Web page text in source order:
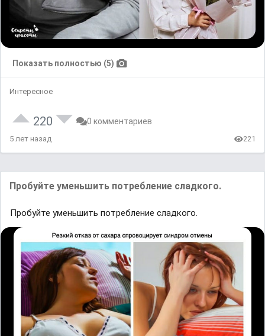
Показать полностью (5)
Интересное
220 0 комментариев
5 лет назад 221
Пробуйте уменьшить потребление сладкого.
Пробуйте уменьшить потребление сладкого.